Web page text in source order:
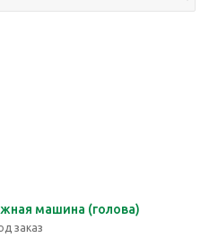
машина (голова)
заказ